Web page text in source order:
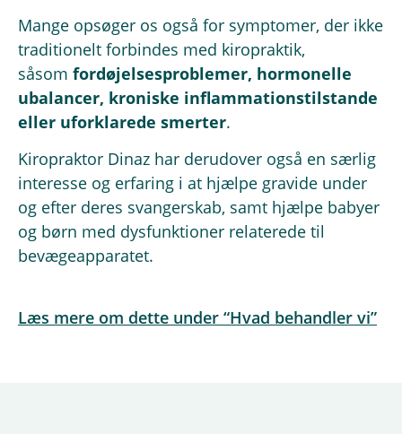
Mange opsøger os også for symptomer, der ikke
traditionelt forbindes med kiropraktik,
såsom fordøjelsesproblemer, hormonelle
ubalancer, kroniske inflammationstilstande
eller uforklarede smerter.
Kiropraktor Dinaz har derudover også en særlig
interesse og erfaring i at hjælpe gravide under
og efter deres svangerskab, samt hjælpe babyer
og børn med dysfunktioner relaterede til
bevægeapparatet.
Læs mere om dette under “Hvad behandler vi”